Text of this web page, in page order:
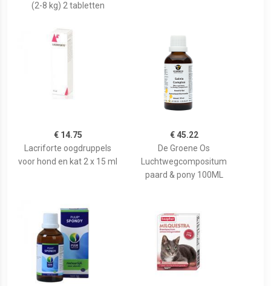
(2-8 kg) 2 tabletten
€ 14.75
Lacriforte oogdruppels
voor hond en kat 2 x 15 ml
€ 45.22
De Groene Os
Luchtwegcompositum
paard & pony 100ML